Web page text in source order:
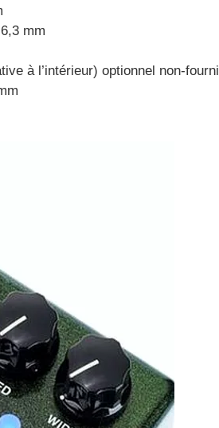
mm
à l’intérieur) optionnel non-fourni